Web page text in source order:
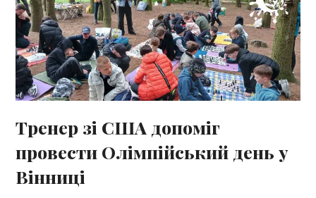
Тренер зі США допоміг
провести Олімпійський день у
Вінниці